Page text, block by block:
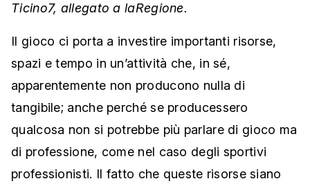
Ticino7, allegato a laRegione.
Il gioco ci porta a investire importanti risorse,
spazi e tempo in un’attività che, in sé,
apparentemente non producono nulla di
tangibile; anche perché se producessero
qualcosa non si potrebbe più parlare di gioco ma
di professione, come nel caso degli sportivi
professionisti. Il fatto che queste risorse siano